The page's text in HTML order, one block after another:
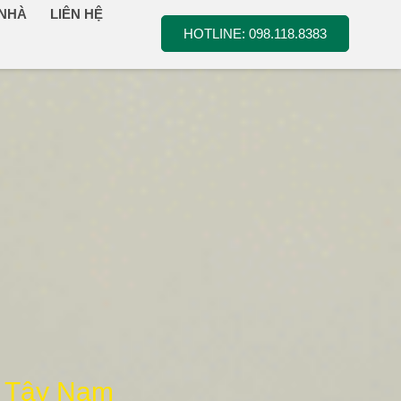
LIÊN HỆ
HOTLINE: 098.118.8383
Nam